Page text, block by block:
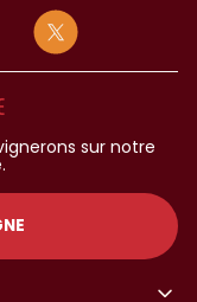
sur notre